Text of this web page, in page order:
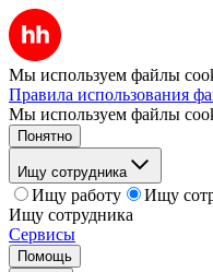
Мы используем файлы
Правила использования
Мы используем файлы
Понятно
Ищу сотрудника
Ищу работу
Ищу
Ищу сотрудника
Сервисы
Помощь